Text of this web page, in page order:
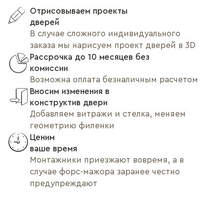
Отрисовываем проекты
дверей
В случае сложного индивидуального
заказа мы нарисуем проект дверей в 3D
Рассрочка до 10 месяцев без
комиссии
Возможна оплата безналичным расчетом
Вносим изменения в
конструктив двери
Добавляем витражи и стелка, меняем
геометрию филенки
Ценим
ваше время
Монтажники приезжают вовремя, а в
случае форс-мажора заранее честно
предупреждают